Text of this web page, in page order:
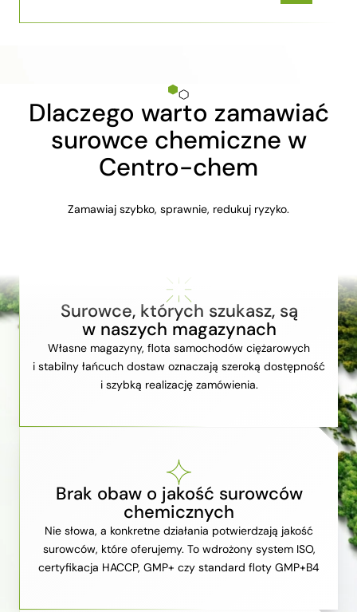
Dlaczego warto zamawiać
surowce chemiczne w
Centro-chem
Zamawiaj szybko, sprawnie, redukuj ryzyko.
Surowce, których szukasz, są
w naszych magazynach
Własne magazyny, flota samochodów ciężarowych
i stabilny łańcuch dostaw oznaczają szeroką dostępność
i szybką realizację zamówienia.
Brak obaw o jakość surowców
chemicznych
Nie słowa, a konkretne działania potwierdzają jakość
surowców, które oferujemy. To wdrożony system ISO,
certyfikacja HACCP, GMP+ czy standard floty GMP+B4